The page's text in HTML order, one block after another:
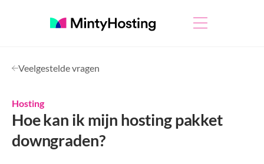
Veelgestelde vragen
Hosting
Hoe kan ik mijn hosting pakket
downgraden?